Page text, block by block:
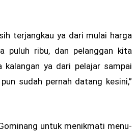
terjangkau ya dari mulai harga
puluh ribu, dan pelanggan kita
kalangan ya dari pelajar sampai
sudah pernah datang kesini,”
untuk menikmati menu-